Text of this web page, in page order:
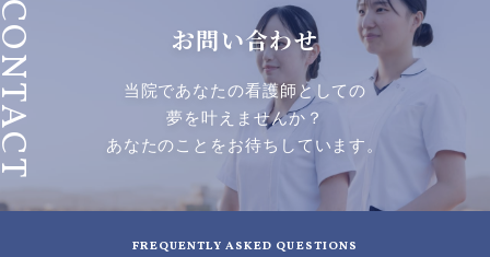
お問い合わせ
当院であなたの看護師としての
夢を叶えませんか？
あなたのことをお待ちしています。
FREQUENTLY ASKED QUESTIONS